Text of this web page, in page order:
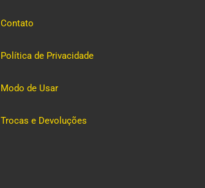
Contato
Política de Privacidade
Modo de Usar
Trocas e Devoluções